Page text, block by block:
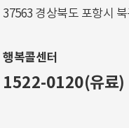
37563 경상북도 포항시
행복콜센터
1522-0120(유료)